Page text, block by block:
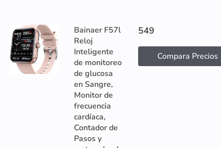
Bainaer F57l
Reloj
Inteligente
de monitoreo
de glucosa
en Sangre,
Monitor de
frecuencia
cardíaca,
Contador de
Pasos y
549
Compara Precios